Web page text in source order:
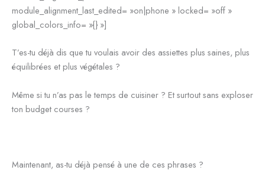
module_alignment_last_edited= »on|phone » locked= »off »
global_colors_info= »{} »]
T’es-tu déjà dis que tu voulais avoir des assiettes plus saines, plus
équilibrées et plus végétales ?
Même si tu n’as pas le temps de cuisiner ? Et surtout sans exploser
ton budget courses ?
Maintenant, as-tu déjà pensé à une de ces phrases ?